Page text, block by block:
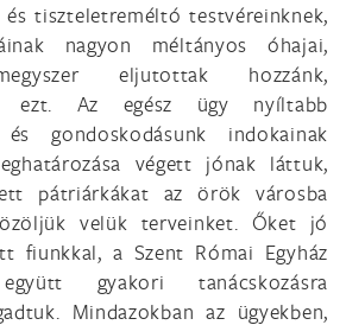
tiszteletreméltó testvéreinknek,
nagyon méltányos óhajai,
eljutottak hozzánk,
ezt. Az egész ügy nyíltabb
és gondoskodásunk indokainak
végett jónak láttuk,
pátriárkákat az örök városba
velük terveinket. Őket jó
fiunkkal, a Szent Római Egyház
gyakori tanácskozásra
Mindazokban az ügyekben,